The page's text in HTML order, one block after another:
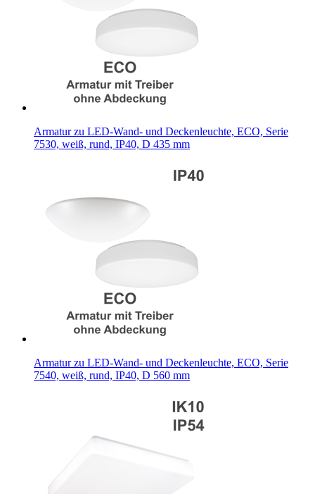
Armatur zu LED-Wand- und Deckenleuchte, ECO, Serie
7530, weiß, rund, IP40, D 435 mm
Armatur zu LED-Wand- und Deckenleuchte, ECO, Serie
7540, weiß, rund, IP40, D 560 mm